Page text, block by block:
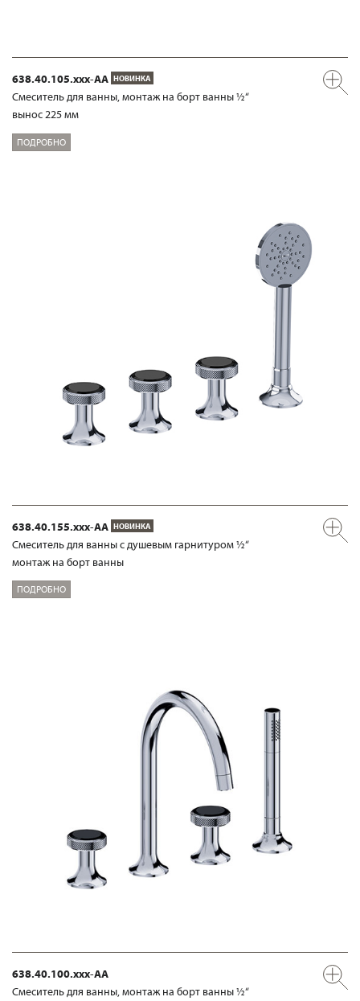
638.40.105.xxx-AA НОВИНКА
Смеситель для ванны, монтаж на борт ванны ½“
вынос 225 мм
ПОДРОБНО
638.40.155.xxx-AA НОВИНКА
Смеситель для ванны с душевым гарнитуром ½“
монтаж на борт ванны
ПОДРОБНО
638.40.100.xxx-AA
Смеситель для ванны, монтаж на борт ванны ½“